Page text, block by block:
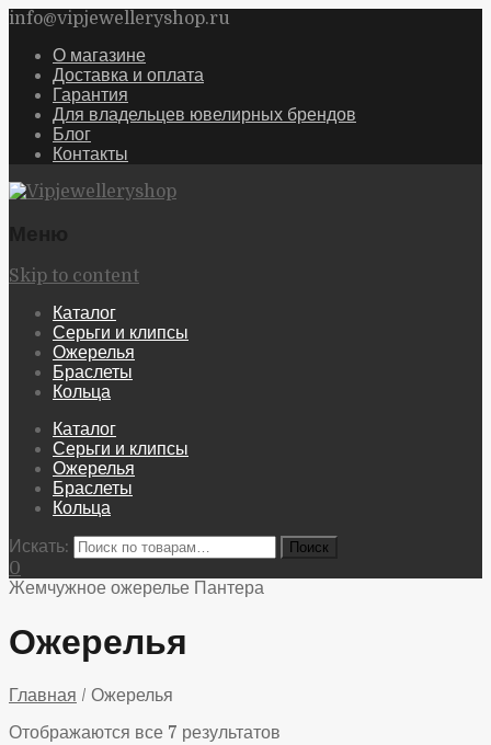
info@vipjewelleryshop.ru
О магазине
Доставка и оплата
Гарантия
Для владельцев ювелирных брендов
Блог
Контакты
Skip to content
Каталог
Серьги и клипсы
Ожерелья
Браслеты
Кольца
Каталог
Серьги и клипсы
Ожерелья
Браслеты
Кольца
Искать:
0
Жемчужное ожерелье Пантера
Ожерелья
Главная / Ожерелья
Отображаются все 7 результатов